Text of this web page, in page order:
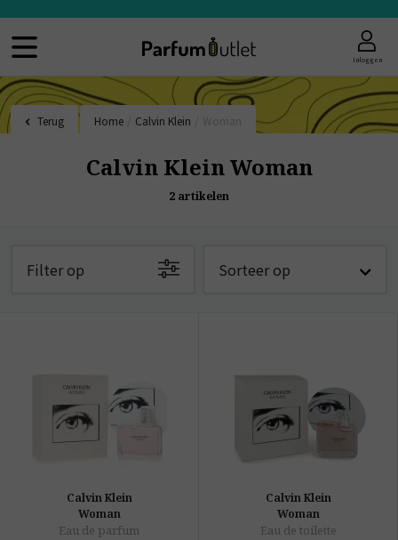
Inloggen
Terug Home Calvin Klein
Calvin Klein Woman
2 artikelen
Filter op Sorteer op
Calvin Klein
Woman
Eau de parfum
Calvin Klein
Woman
Eau de toilette